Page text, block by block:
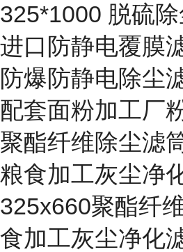
325*1000 脱硫
进口防静电覆膜
防爆防静电除尘
配套面粉加工厂
聚酯纤维除尘滤
粮食加工灰尘净
325x660聚酯纤
食加工灰尘净化